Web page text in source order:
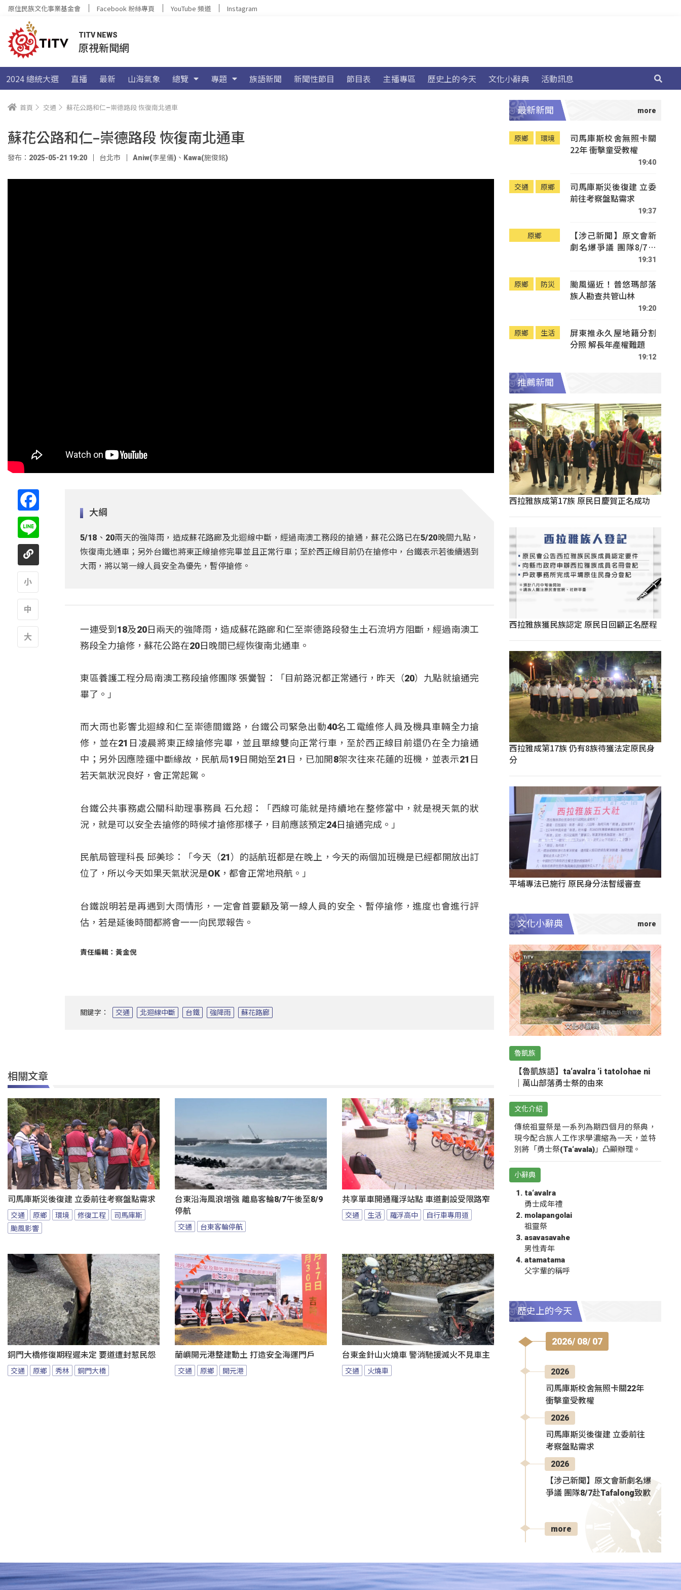
原住民族文化事業基金會 Facebook 粉絲專頁 YouTube 頻道 Instagram
TITV NEWS
原視新聞網
2024 總統大選 直播 最新 山海氣象 總覽 專題 族語新聞 新聞性節目 節目表 主播專區 歷史上的今天 文化小辭典 活動訊息
首頁 交通 蘇花公路和仁–崇德路段 恢復南北通車
蘇花公路和仁–崇德路段 恢復南北通車
發布：2025-05-21 19:20 台北市 Aniw(李星儀) 、 Kawa(施俊銘)
大綱
5/18、20兩天的強降雨，造成蘇花路廊及北迴線中斷，經過南澳工務段的搶通，蘇花公路已在5/20晚間九點，
恢復南北通車；另外台鐵也將東正線搶修完畢並且正常行車；至於西正線目前仍在搶修中，台鐵表示若後續遇到
大雨，將以第一線人員安全為優先，暫停搶修。
一連受到18及20日兩天的強降雨，造成蘇花路廊和仁至崇德路段發生土石流坍方阻斷，經過南澳工
務段全力搶修，蘇花公路在20日晚間已經恢復南北通車。
東區養護工程分局南澳工務段搶修團隊 張黌智：「目前路況都正常通行，昨天（20）九點就搶通完
畢了。」
而大雨也影響北迴線和仁至崇德間鐵路，台鐵公司緊急出動40名工電維修人員及機具車輛全力搶
修，並在21日凌晨將東正線搶修完畢，並且單線雙向正常行車，至於西正線目前還仍在全力搶通
中；另外因應陸運中斷緣故，民航局19日開始至21日，已加開8架次往來花蓮的班機，並表示21日
若天氣狀況良好，會正常起駕。
台鐵公共事務處公關科助理事務員 石允超：「西線可能就是持續地在整修當中，就是視天氣的狀
況，就是可以安全去搶修的時候才搶修那樣子，目前應該預定24日搶通完成。」
民航局管理科長 邱美珍：「今天（21）的話航班都是在晚上，今天的兩個加班機是已經都開放出訂
位了，所以今天如果天氣狀況是OK，都會正常地飛航。」
台鐵說明若是再遇到大雨情形，一定會首要顧及第一線人員的安全、暫停搶修，進度也會進行評
估，若是延後時間都將會一一向民眾報告。
責任編輯：黃金倪
關鍵字： 交通 北迴線中斷 台鐵 強降雨 蘇花路廊
相關文章
司馬庫斯災後復建 立委前往考察盤點需求
交通 原鄉 環境 修復工程
司馬庫斯
颱風影響
台東沿海風浪增強 離島客輪8/7午後至8/9
停航
交通 台東客輪停航
共享單車開通羅浮站點 車道劃設受限路窄
交通 生活 羅浮高中 自行車專用道
銅門大橋修復期程遲未定 要道遭封惹民怨
交通 原鄉 秀林 銅門大橋
蘭嶼開元港整建動土 打造安全海運門戶
交通 原鄉 開元港
台東金針山火燒車 警消馳援滅火不見車主
交通 火燒車
最新新聞
原鄉 環境
司馬庫斯校舍無照卡關
22年 衝擊童受教權
19:40
交通 原鄉
司馬庫斯災後復建 立委
前往考察盤點需求
19:37
原鄉
【涉己新聞】原文會新
劇名爆爭議 團隊8/7赴
19:31
原鄉 防災
颱風逼近！普悠瑪部落
族人勘查共管山林
19:20
原鄉 生活
屏東推永久屋地籍分割
分照 解長年產權難題
19:12
推薦新聞
西拉雅族成第17族 原民日慶賀正名成功
西拉雅族獲民族認定 原民日回顧正名歷程
西拉雅成第17族 仍有8族待獲法定原民身
分
平埔專法已施行 原民身分法暫緩審查
文化小辭典
魯凱族
【魯凱族語】ta‘avalra ‘i tatolohae ni
｜萬山部落勇士祭的由來
文化介紹
傳統祖靈祭是一系列為期四個月的祭典，
現今配合族人工作求學濃縮為一天，並特
別將「勇士祭(Ta‘avala)」凸顯辦理。
小辭典
ta‘avalra
勇士成年禮
molapangolai
祖靈祭
asavasavahe
男性青年
atamatama
父字輩的稱呼
歷史上的今天
2026/ 08/ 07
2026
司馬庫斯校舍無照卡關22年
衝擊童受教權
2026
司馬庫斯災後復建 立委前往
考察盤點需求
2026
【涉己新聞】原文會新劇名爆
爭議 團隊8/7赴Tafalong致歉
more